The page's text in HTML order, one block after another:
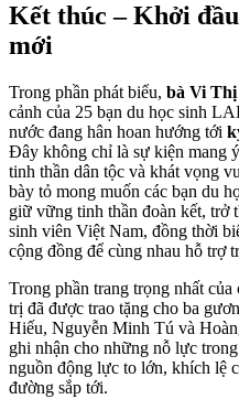
Kết thúc – Khởi
mới
Trong phần phát biểu, bà Vi
cảnh của 25 bạn du học sinh
nước đang hân hoan hướng tới
Đây không chỉ là sự kiện mang
tinh thần dân tộc và khát vọng
bày tỏ mong muốn các bạn du
giữ vững tinh thần đoàn kết, trở
sinh viên Việt Nam, đồng thời
cộng đồng để cùng nhau hỗ trợ
Trong phần trang trọng nhất
trị đã được trao tặng cho ba
Hiếu, Nguyễn Minh Tú và
ghi nhận cho những nỗ lực
nguồn động lực to lớn, khích lệ
đường sắp tới.